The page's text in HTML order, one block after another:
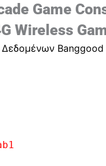
Game
Wireless
Δεδομένων Banggood